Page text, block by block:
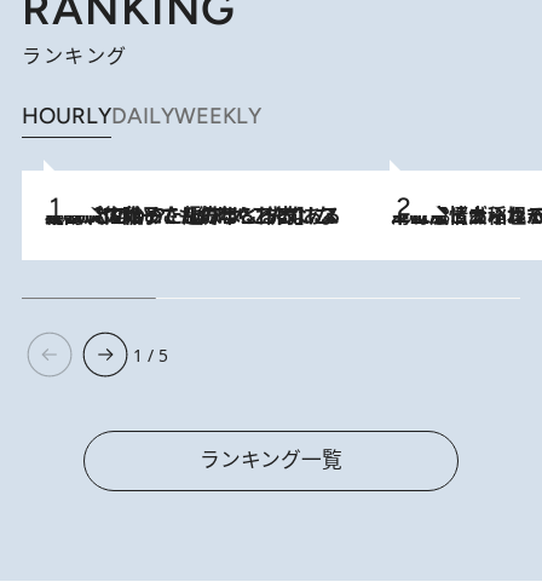
ランキング
HOURLYDAILYWEEKLY
2026.8.5
【阿川佐和子さんの年とる力】なぜ70代で始めた趣味は“こんなに楽しい”のか？ ピアノ、俳句…スランプに陥っても続けられる“ある秘訣”とは 2026.8.5
下町風情あふれる台北屈指の人気エリア・大稲埕でセンスのいい台湾土産《ヴ
1 / 5
ランキング一覧